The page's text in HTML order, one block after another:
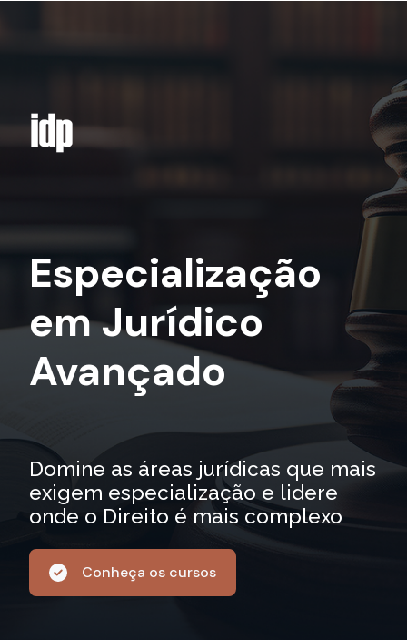
Especialização
em Jurídico
Avançado
Domine as áreas jurídicas que mais
exigem especialização e lidere
onde o Direito é mais complexo
Conheça os cursos